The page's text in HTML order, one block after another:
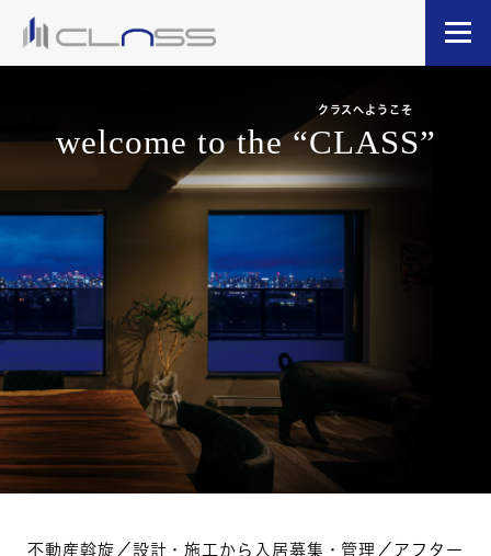
welcome to the “CLASS”
クラスへようこそ
不動産斡旋／設計・施工から 入居募集・管理／アフター